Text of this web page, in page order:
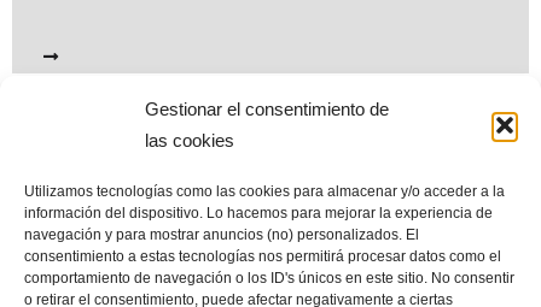
Gestionar el consentimiento de
las cookies
Utilizamos tecnologías como las cookies para almacenar y/o acceder a la
información del dispositivo. Lo hacemos para mejorar la experiencia de
navegación y para mostrar anuncios (no) personalizados. El
consentimiento a estas tecnologías nos permitirá procesar datos como el
comportamiento de navegación o los ID's únicos en este sitio. No consentir
o retirar el consentimiento, puede afectar negativamente a ciertas
los derechos reservados © (All Rights Reserved©)
Esta web es el mayor repositorio de información sobre la playa de
Las Canteras. Sus contenidos están en permanente revisión y
actualización para incorporar nuevos datos, documentos y